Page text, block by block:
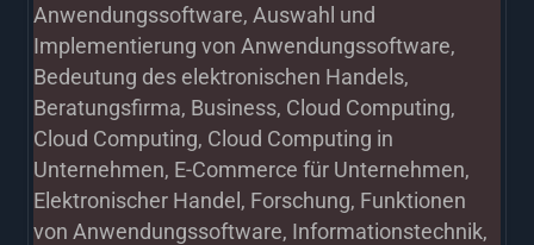
Anwendungssoftware,Auswahl und
Implementierung von Anwendungssoftware,
Bedeutung des elektronischen Handels,
Beratungsfirma, Business, Cloud Computing,
Cloud Computing, Cloud Computing in
Unternehmen, E-Commerce für Unternehmen,
Elektronischer Handel, Forschung, Funktionen
von Anwendungssoftware, Informationstechnik,